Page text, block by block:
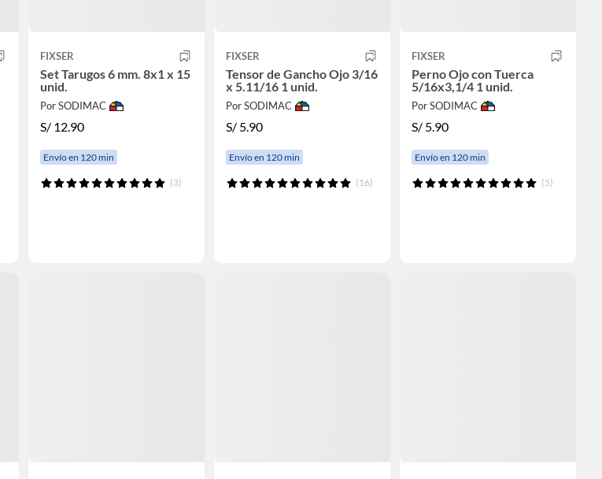
FIXSER
Set Tarugos 6 mm. 8x1 x 15
unid.
Por SODIMAC
S/ 12.90
Envío en 120 min
(3)
FIXSER
Tensor de Gancho Ojo 3/16
x 5.11/16 1 unid.
Por SODIMAC
S/ 5.90
Envío en 120 min
(16)
FIXSER
Perno Ojo con Tuerca
5/16x3,1/4 1 unid.
Por SODIMAC
S/ 5.90
Envío en 120 min
(5)